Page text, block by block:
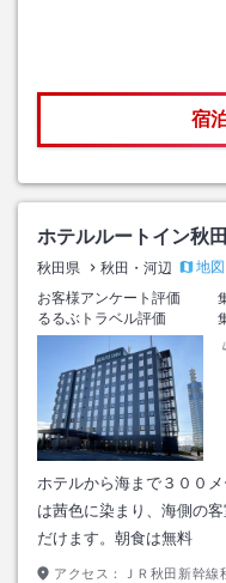
宿
ホテルルートイン秋
秋田県 秋田・河辺
地図
お客様アンケート評価
るるぶトラベル評価
ホテルから海まで３００
は茜色に染まり、海側の
だけます。朝食は無料
アクセス： ＪＲ秋田新幹